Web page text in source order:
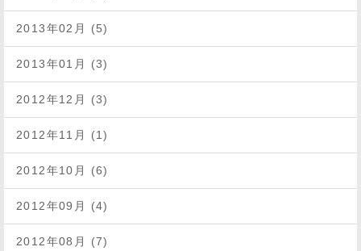
2013年02月 (5)
2013年01月 (3)
2012年12月 (3)
2012年11月 (1)
2012年10月 (6)
2012年09月 (4)
2012年08月 (7)